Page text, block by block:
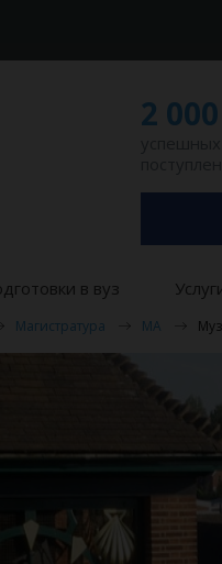
2 000
в вуз
Магистратура MA